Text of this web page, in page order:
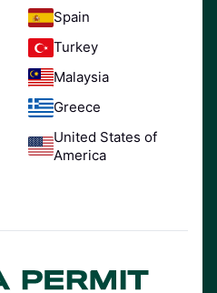
Spain
Turkey
Malaysia
Greece
United States of
America